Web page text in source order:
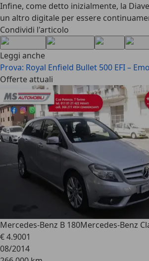
Infine, come detto inizialmente, la
un altro digitale per essere
Condividi l'articolo
Leggi anche
Prova: Royal Enfield Bullet 500 EFI –
Offerte attuali
Mercedes-Benz B 180Mercedes-Benz
€ 4.9001
08/2014